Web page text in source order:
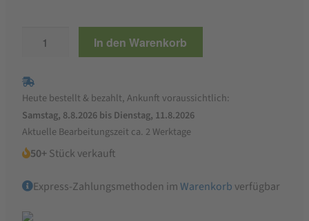
Fertigmischung
glutenfrei
160g
Menge
In den Warenkorb
Heute bestellt & bezahlt, Ankunft voraussichtlich:
Samstag, 8.8.2026 bis Dienstag, 11.8.2026
Aktuelle Bearbeitungszeit ca. 2 Werktage
50+Stück verkauft
Express-Zahlungsmethoden imWarenkorb verfügbar